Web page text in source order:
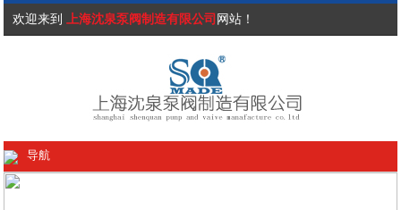
欢迎来到 上海沈泉泵阀制造有限公司 网站！
导航